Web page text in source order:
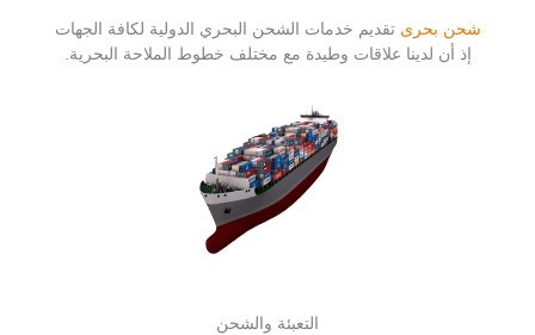
شحن بحرى تقديم خدمات الشحن البحري الدولية لكافة الجهات
إذ أن لدينا علاقات وطيدة مع مختلف خطوط الملاحة البحرية.
التعبئة والشحن